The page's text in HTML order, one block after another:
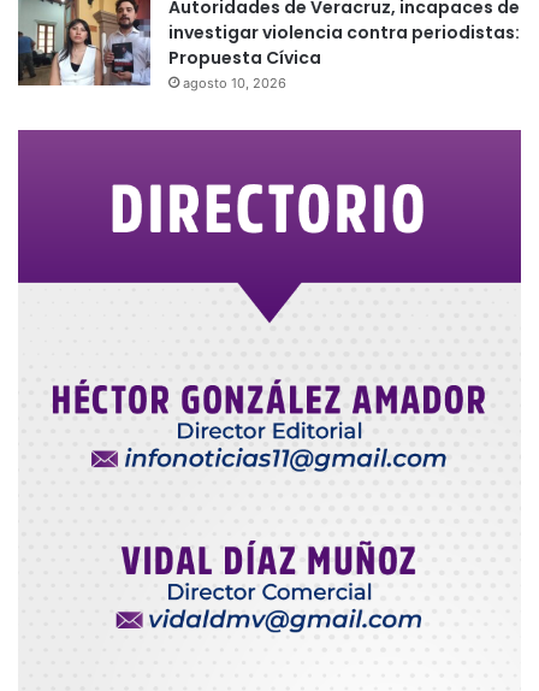
Autoridades de Veracruz, incapaces de
investigar violencia contra periodistas:
Propuesta Cívica
agosto 10, 2026